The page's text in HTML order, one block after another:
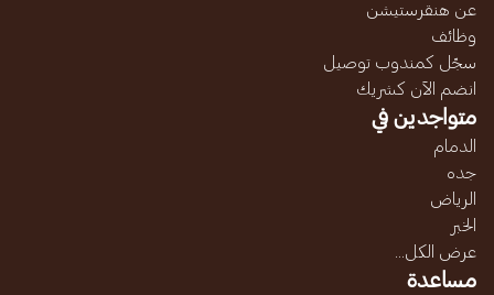
عن هنقرستيشن
وظائف
سجّل كمندوب توصيل
انضم الآن كشريك
متواجدين في
الدمام
جده
الرياض
الخبر
عرض الكل...
مساعدة